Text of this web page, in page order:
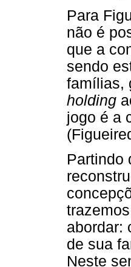
Para
não é
que a
sendo
famílias,
holding
jogo é a
Partindo
abordar:
de sua
Neste